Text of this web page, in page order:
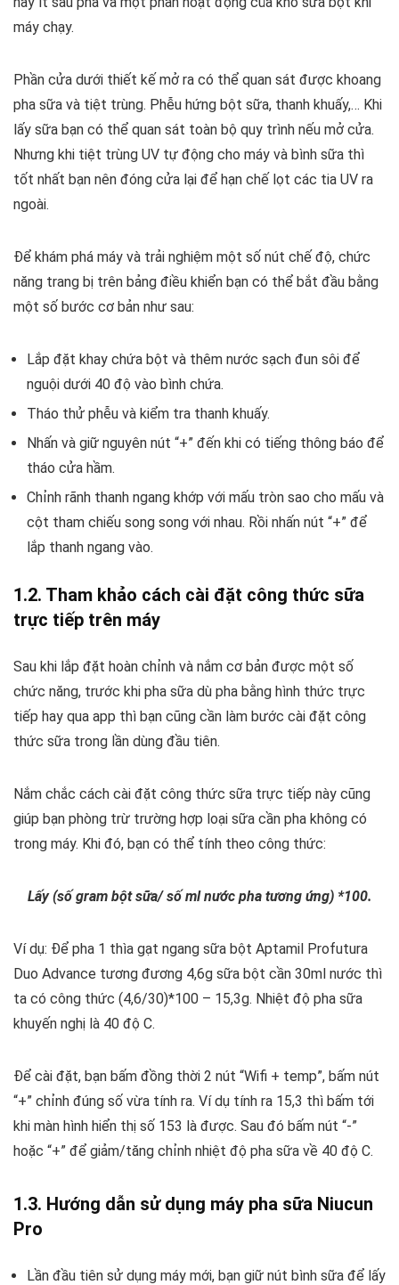
máy chạy.
Phần cửa dưới thiết kế mở ra có thể quan sát được khoang
pha sữa và tiệt trùng. Phễu hứng bột sữa, thanh khuấy,… Khi
lấy sữa bạn có thể quan sát toàn bộ quy trình nếu mở cửa.
Nhưng khi tiệt trùng UV tự động cho máy và bình sữa thì
tốt nhất bạn nên đóng cửa lại để hạn chế lọt các tia UV ra
ngoài.
Để khám phá máy và trải nghiệm một số nút chế độ, chức
năng trang bị trên bảng điều khiển bạn có thể bắt đầu bằng
một số bước cơ bản như sau:
Lắp đặt khay chứa bột và thêm nước sạch đun sôi để
nguội dưới 40 độ vào bình chứa.
Tháo thử phễu và kiểm tra thanh khuấy.
Nhấn và giữ nguyên nút “+” đến khi có tiếng thông báo để
tháo cửa hầm.
Chỉnh rãnh thanh ngang khớp với mấu tròn sao cho mấu và
cột tham chiếu song song với nhau. Rồi nhấn nút “+” để
lắp thanh ngang vào.
1.2. Tham khảo cách cài đặt công thức sữa
trực tiếp trên máy
Sau khi lắp đặt hoàn chỉnh và nắm cơ bản được một số
chức năng, trước khi pha sữa dù pha bằng hình thức trực
tiếp hay qua app thì bạn cũng cần làm bước cài đặt công
thức sữa trong lần dùng đầu tiên.
Nắm chắc cách cài đặt công thức sữa trực tiếp này cũng
giúp bạn phòng trừ trường hợp loại sữa cần pha không có
trong máy. Khi đó, bạn có thể tính theo công thức:
Lấy (số gram bột sữa/ số ml nước pha tương ứng) *100.
Ví dụ: Để pha 1 thìa gạt ngang sữa bột Aptamil Profutura
Duo Advance tương đương 4,6g sữa bột cần 30ml nước thì
ta có công thức (4,6/30)*100 – 15,3g. Nhiệt độ pha sữa
khuyến nghị là 40 độ C.
Để cài đặt, bạn bấm đồng thời 2 nút “Wifi + temp”, bấm nút
“+” chỉnh đúng số vừa tính ra. Ví dụ tính ra 15,3 thì bấm tới
khi màn hình hiển thị số 153 là được. Sau đó bấm nút “-”
hoặc “+” để giảm/tăng chỉnh nhiệt độ pha sữa về 40 độ C.
1.3. Hướng dẫn sử dụng máy pha sữa Niucun
Pro
Lần đầu tiên sử dụng máy mới, bạn giữ nút bình sữa để lấy